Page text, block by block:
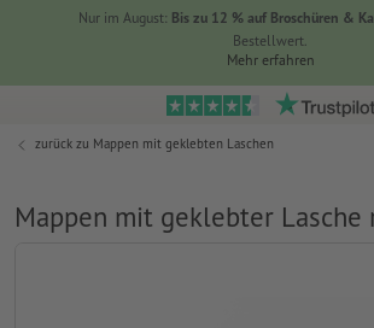
Nur im August: Bis zu 12 % auf Broschüren &
Bestellwert.
Mehr erfahren
zurück zu Mappen mit geklebten Laschen
Mappen mit geklebter Lasche